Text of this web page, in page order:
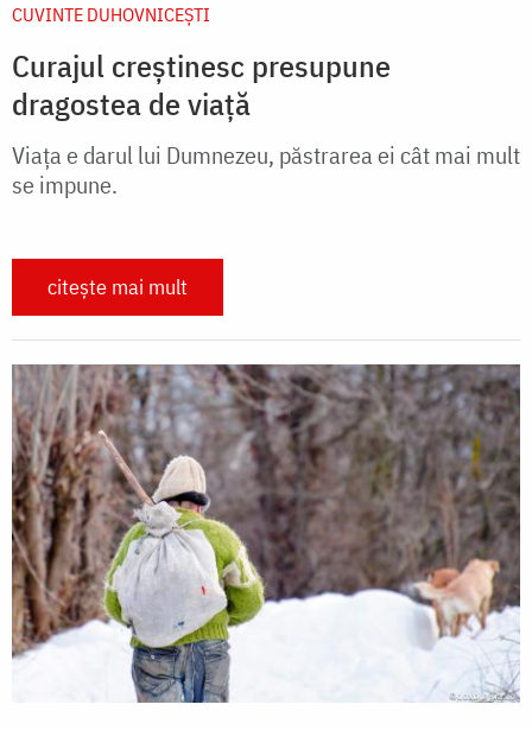
CUVINTE DUHOVNICEȘTI
Curajul creștinesc presupune
dragostea de viață
Viața e darul lui Dumnezeu, păstrarea ei cât mai mult
se impune.
citește mai mult